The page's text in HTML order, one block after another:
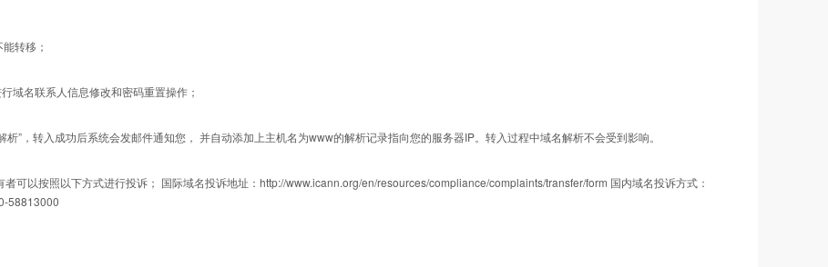
转移；
域名联系人信息修改和密码重置操作；
析”，转入成功后系统会发邮件通知您， 并自动添加上主机名为www的解析记录指向您的服务器IP。转入过程中域名解析不会受到影响。
可以按照以下方式进行投诉； 国际域名投诉地址：http://www.icann.org/en/resources/compliance/complaints/transfer/form 国内域名投诉方式：
58813000